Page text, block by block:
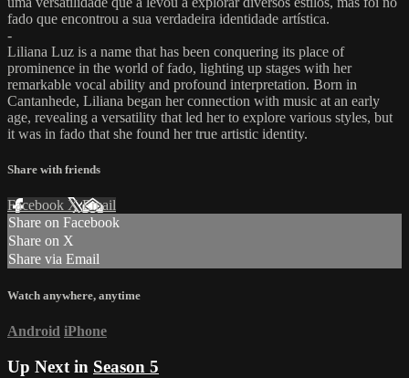
fado que encontrou a sua verdadeira identidade artística.
-
Liliana Luz is a name that has been conquering its place of
prominence in the world of fado, lighting up stages with her
remarkable vocal ability and profound interpretation. Born in
Cantanhede, Liliana began her connection with music at an early
age, revealing a versatility that led her to explore various styles, but
it was in fado that she found her true artistic identity.
Share with friends
Facebook XEmail
Share on Facebook
Share on X
Share via Email
Watch anywhere, anytime
Android iPhone
Up Next in Season 5